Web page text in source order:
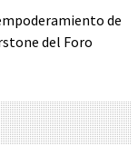
de
del Foro